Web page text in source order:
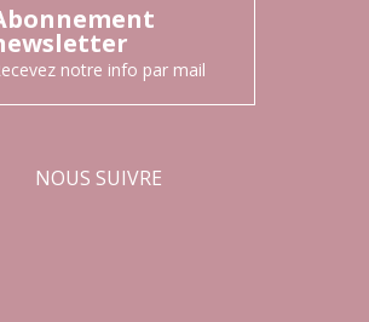
notre info par mail
NOUS SUIVRE